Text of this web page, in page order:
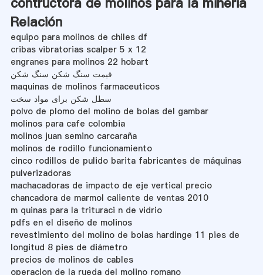
Relación
equipo para molinos de chiles df
cribas vibratorias scalper 5 x 12
engranes para molinos 22 hobart
قیمت سنگ شکن سنگ شکن
maquinas de molinos farmaceuticos
سطل شکن برای مواد سخت
polvo de plomo del molino de bolas del gambar
molinos para cafe colombia
molinos juan semino carcaraña
molinos de rodillo funcionamiento
cinco rodillos de pulido barita fabricantes de máquinas
pulverizadoras
machacadoras de impacto de eje vertical precio
chancadora de marmol caliente de ventas 2010
m quinas para la trituraci n de vidrio
pdfs en el diseño de molinos
revestimiento del molino de bolas hardinge 11 pies de
longitud 8 pies de diámetro
precios de molinos de cables
operacion de la rueda del molino romano